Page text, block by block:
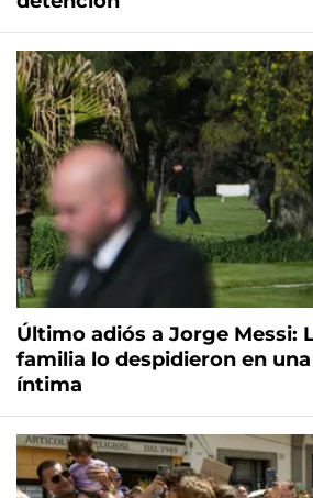
Último adiós a Jorge Messi:
familia lo despidieron en
íntima